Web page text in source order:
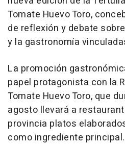
Tomate Huevo Toro,
de reflexión y debate
y la gastronomía
La promoción
papel protagonista con la
Tomate Huevo Toro, que
agosto llevará a
provincia platos
como ingrediente principal.